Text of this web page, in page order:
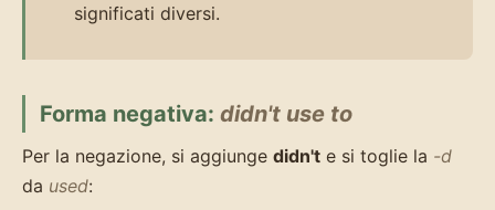
significati diversi.
Forma negativa: didn't use to
Per la negazione, si aggiunge didn't e si toglie la -d
da used: